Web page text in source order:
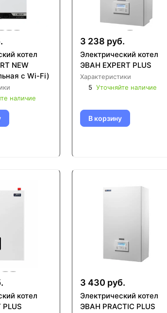
котел
NEW
с Wi-Fi)
наличие
3 238 руб.
Электрический котел
ЭВАН EXPERT PLUS
Характеристики
5 Уточняйте наличие
В корзину
котел
3 430 руб.
Электрический котел
ЭВАН PRACTIC PLUS